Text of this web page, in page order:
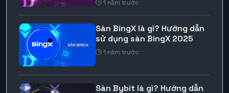
1 năm trước
Sàn BingX là gì? Hướng dẫn
sử dụng sàn BingX 2025
1 năm trước
Sàn Bybit là gì? Hướng dẫn